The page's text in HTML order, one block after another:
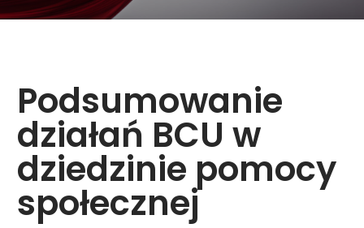
Podsumowanie
działań BCU w
dziedzinie pomocy
społecznej